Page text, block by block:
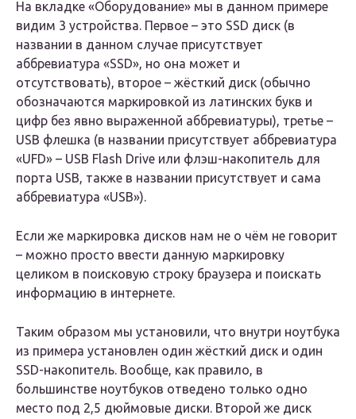
На вкладке «Оборудование» мы в данном примере
видим 3 устройства. Первое – это SSD диск (в
названии в данном случае присутствует
аббревиатура «SSD», но она может и
отсутствовать), второе – жёсткий диск (обычно
обозначаются маркировкой из латинских букв и
цифр без явно выраженной аббревиатуры), третье –
USB флешка (в названии присутствует аббревиатура
«UFD» – USB Flash Drive или флэш-накопитель для
порта USB, также в названии присутствует и сама
аббревиатура «USB»).
Если же маркировка дисков нам не о чём не говорит
– можно просто ввести данную маркировку
целиком в поисковую строку браузера и поискать
информацию в интернете.
Таким образом мы установили, что внутри ноутбука
из примера установлен один жёсткий диск и один
SSD-накопитель. Вообще, как правило, в
большинстве ноутбуков отведено только одно
место под 2,5 дюймовые диски. Второй же диск